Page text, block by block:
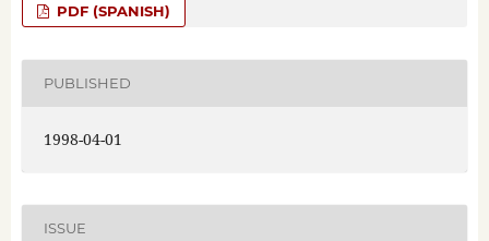
PDF (SPANISH)
PUBLISHED
1998-04-01
ISSUE